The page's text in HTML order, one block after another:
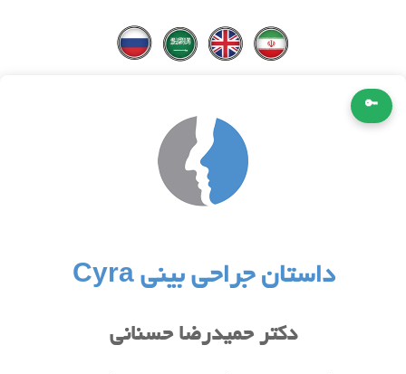
🔑
داستان جراحی بینی Cyra
دکتر حمیدرضا حسنانی